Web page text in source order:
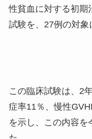
性貧血に対する初期
試験を、 27例の対象
この臨床試験は、 2
症率11 ％、慢性
を示し、この内容を